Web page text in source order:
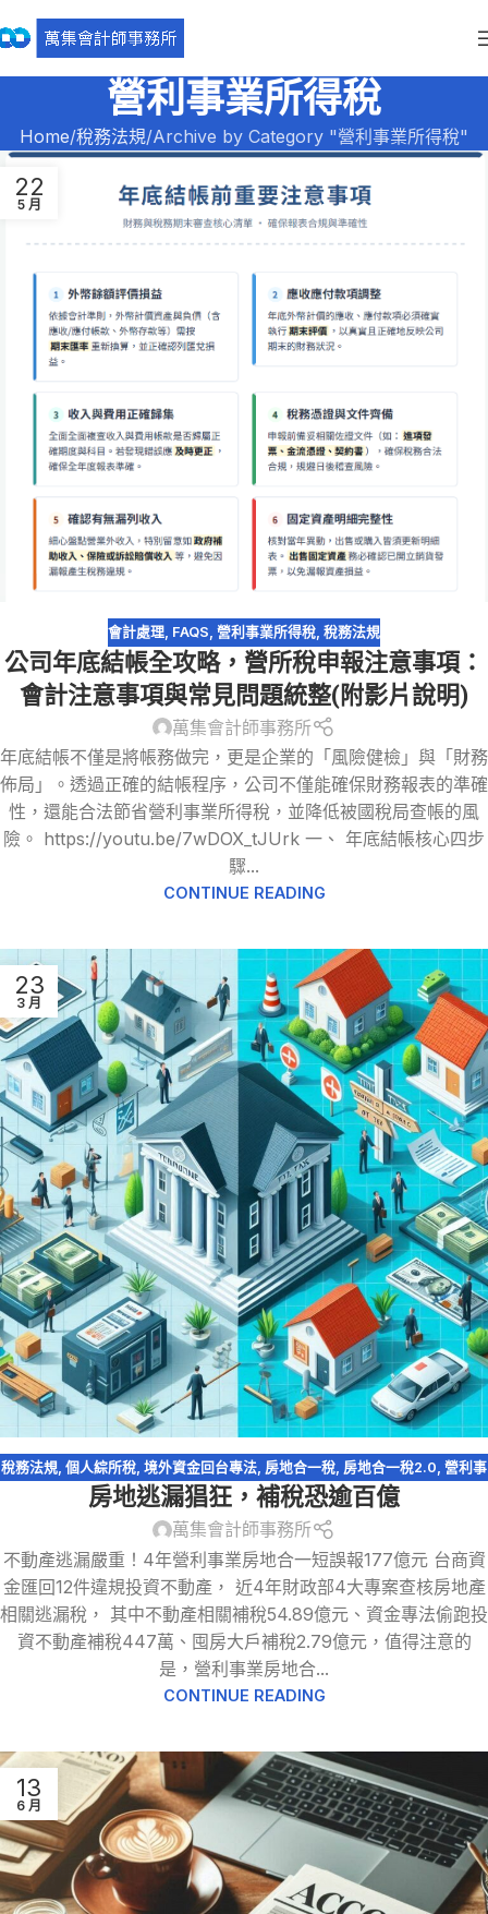
營利事業所得稅
Home 稅務法規 Archive by Category "營利事業所得稅"
22
5 月
會計處理 FAQS 營利事業所得稅 稅務法規
公司年底結帳全攻略，營所稅申報注意事項：
會計注意事項與常見問題統整(附影片說明)
萬集會計師事務所
年底結帳不僅是將帳務做完，更是企業的「風險健檢」與「財務
佈局」。透過正確的結帳程序，公司不僅能確保財務報表的準確
性，還能合法節省營利事業所得稅，並降低被國稅局查帳的風
險。 https://youtu.be/7wDOX_tJUrk 一、 年底結帳核心四步
驟...
CONTINUE READING
23
3 月
稅務法規 個人綜所稅 境外資金回台專法 房地合一稅 房地合一稅2.0 營利事
業所得稅,租賃所得,證券交易所得
房地逃漏猖狂，補稅恐逾百億
萬集會計師事務所
不動產逃漏嚴重！4年營利事業房地合一短誤報177億元 台商資
金匯回12件違規投資不動產， 近4年財政部4大專案查核房地產
相關逃漏稅， 其中不動產相關補稅54.89億元、資金專法偷跑投
資不動產補稅447萬、囤房大戶補稅2.79億元，值得注意的
是，營利事業房地合...
CONTINUE READING
13
6 月